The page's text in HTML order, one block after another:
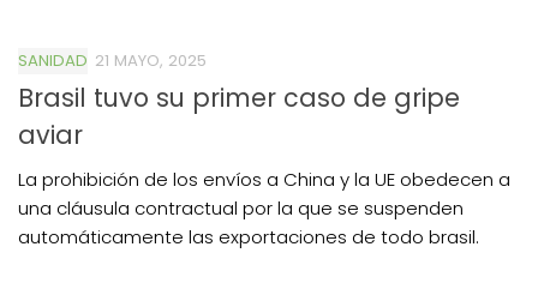
SANIDAD 21 MAYO, 2025
Brasil tuvo su primer caso de gripe
aviar
La prohibición de los envíos a China y la UE obedecen a
una cláusula contractual por la que se suspenden
automáticamente las exportaciones de todo brasil.